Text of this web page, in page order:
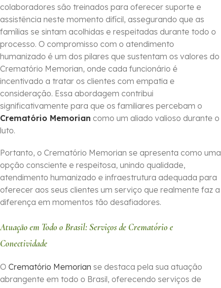
colaboradores são treinados para oferecer suporte e
assistência neste momento difícil, assegurando que as
famílias se sintam acolhidas e respeitadas durante todo o
processo. O compromisso com o atendimento
humanizado é um dos pilares que sustentam os valores do
Crematório Memorian, onde cada funcionário é
incentivado a tratar os clientes com empatia e
consideração. Essa abordagem contribui
significativamente para que os familiares percebam o
Crematório Memorian como um aliado valioso durante o
luto.
Portanto, o Crematório Memorian se apresenta como uma
opção consciente e respeitosa, unindo qualidade,
atendimento humanizado e infraestrutura adequada para
oferecer aos seus clientes um serviço que realmente faz a
diferença em momentos tão desafiadores.
Atuação em Todo o Brasil: Serviços de Crematório e
Conectividade
O Crematório Memorian se destaca pela sua atuação
abrangente em todo o Brasil, oferecendo serviços de